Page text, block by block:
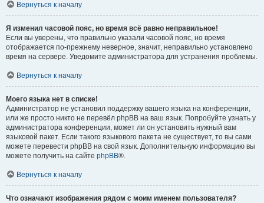
Вернуться к началу
Я изменил часовой пояс, но время всё равно неправильное!
Если вы уверены, что правильно указали часовой пояс, но время
отображается по-прежнему неверное, значит, неправильно установлено
время на сервере. Уведомите администратора для устранения проблемы.
Вернуться к началу
Моего языка нет в списке!
Администратор не установил поддержку вашего языка на конференции,
или же просто никто не перевёл phpBB на ваш язык. Попробуйте узнать у
администратора конференции, может ли он установить нужный вам
языковой пакет. Если такого языкового пакета не существует, то вы сами
можете перевести phpBB на свой язык. Дополнительную информацию вы
можете получить на сайте phpBB®.
Вернуться к началу
Что означают изображения рядом с моим именем пользователя?